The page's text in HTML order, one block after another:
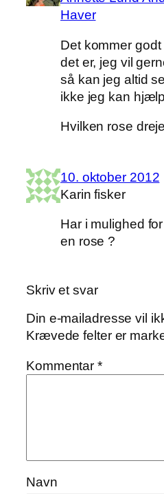
Haver
Det kommer
det er, jeg vil
så kan jeg altid
ikke jeg kan
Hvilken rose
10. oktober 2012
Karin fisker
Har i mulighed
en rose ?
Skriv et svar
Din e-mailadresse vil
Krævede felter er
Kommentar*
Navn